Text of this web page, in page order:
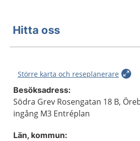
Hitta oss
Större karta och reseplanerare
Besöksadress:
Södra Grev Rosengatan 18 B,
ingång M3 Entréplan
Län, kommun: